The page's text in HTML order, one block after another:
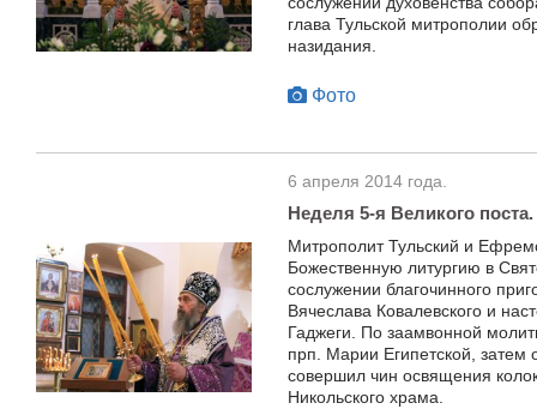
глава Тульской митрополии
назидания.
Фото
6 апреля 2014 года.
Неделя 5-я Великого
Митрополит Тульский и
Божественную литургию в
сослужении благочинного
Вячеслава Ковалевского и
Гаджеги. По заамвонной
прп. Марии Египетской,
совершил чин освящения
Никольского храма.